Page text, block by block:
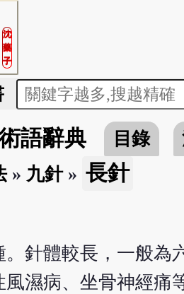
沈
藥
子
語辭典 目錄
» 九針» 長針
針體較長，一般為
濕病、坐骨神經痛